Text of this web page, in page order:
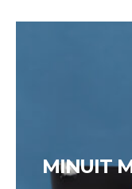
MINUIT